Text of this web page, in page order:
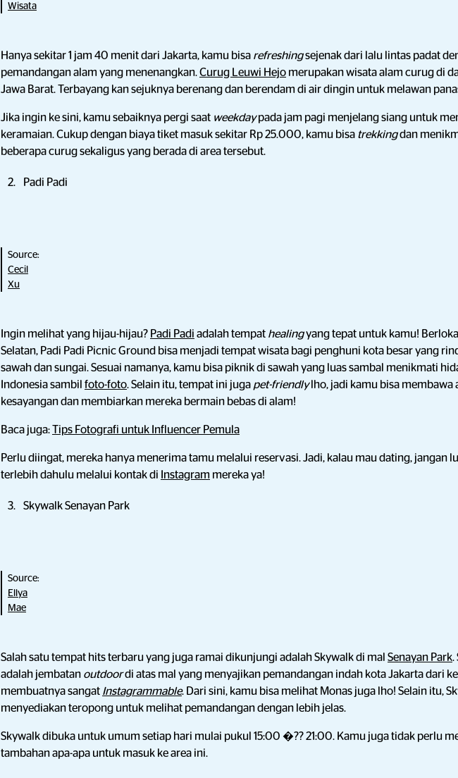
Wisata
Hanya sekitar 1 jam 40 menit dari Jakarta, kamu bisa refreshingsejenak dari lalu lintas padat
pemandangan alam yang menenangkan.Curug Leuwi Hejo merupakan wisata alam curug di
Jawa Barat. Terbayang kan sejuknya berenang dan berendam di air dingin untuk melawan
Jika ingin ke sini, kamu sebaiknya pergi saat weekdaypada jam pagi menjelang siang untuk
keramaian. Cukup dengan biaya tiket masuk sekitar Rp 25.000, kamu bisa trekkingdan
beberapa curug sekaligus yang berada di area tersebut.
Padi Padi
Source:
Cecil
Xu
Ingin melihat yang hijau-hijau? Padi Padi adalah tempat healingyang tepat untuk kamu!
Selatan, Padi Padi Picnic Ground bisa menjadi tempat wisata bagi penghuni kota besar yang
sawah dan sungai. Sesuai namanya, kamu bisa piknik di sawah yang luas sambal menikmati
Indonesia sambil foto-foto. Selain itu, tempat ini juga pet-friendly lho, jadi kamu bisa membawa
kesayangan dan membiarkan mereka bermain bebas di alam!
Baca juga: Tips Fotografi untuk Influencer Pemula
Perlu diingat, mereka hanya menerima tamu melalui reservasi. Jadi, kalau mau dating, jangan
terlebih dahulu melalui kontak di Instagram mereka ya!
Skywalk Senayan Park
Source:
Ellya
Mae
Salah satu tempat hits terbaru yang juga ramai dikunjungi adalah Skywalk di mal Senayan Park.
adalah jembatan outdoordi atas mal yang menyajikan pemandangan indah kota Jakarta dari
membuatnya sangat Instagrammable. Dari sini, kamu bisa melihat Monas juga lho! Selain itu,
menyediakan teropong untuk melihat pemandangan dengan lebih jelas.
Skywalk dibuka untuk umum setiap hari mulai pukul 15:00 �?? 21:00. Kamu juga tidak perlu
tambahan apa-apa untuk masuk ke area ini.